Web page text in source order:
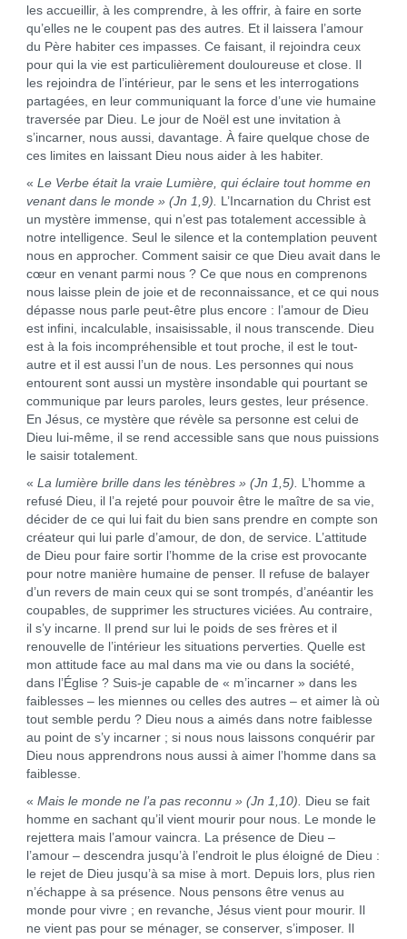
les accueillir, à les comprendre, à les offrir, à faire en sorte
qu’elles ne le coupent pas des autres. Et il laissera l’amour
du Père habiter ces impasses. Ce faisant, il rejoindra ceux
pour qui la vie est particulièrement douloureuse et close. Il
les rejoindra de l’intérieur, par le sens et les interrogations
partagées, en leur communiquant la force d’une vie humaine
traversée par Dieu. Le jour de Noël est une invitation à
s’incarner, nous aussi, davantage. À faire quelque chose de
ces limites en laissant Dieu nous aider à les habiter.
« Le Verbe était la vraie Lumière, qui éclaire tout homme en
venant dans le monde » (Jn 1,9). L’Incarnation du Christ est
un mystère immense, qui n’est pas totalement accessible à
notre intelligence. Seul le silence et la contemplation peuvent
nous en approcher. Comment saisir ce que Dieu avait dans le
cœur en venant parmi nous ? Ce que nous en comprenons
nous laisse plein de joie et de reconnaissance, et ce qui nous
dépasse nous parle peut-être plus encore : l’amour de Dieu
est infini, incalculable, insaisissable, il nous transcende. Dieu
est à la fois incompréhensible et tout proche, il est le tout-
autre et il est aussi l’un de nous. Les personnes qui nous
entourent sont aussi un mystère insondable qui pourtant se
communique par leurs paroles, leurs gestes, leur présence.
En Jésus, ce mystère que révèle sa personne est celui de
Dieu lui-même, il se rend accessible sans que nous puissions
le saisir totalement.
« La lumière brille dans les ténèbres » (Jn 1,5). L’homme a
refusé Dieu, il l’a rejeté pour pouvoir être le maître de sa vie,
décider de ce qui lui fait du bien sans prendre en compte son
créateur qui lui parle d’amour, de don, de service. L’attitude
de Dieu pour faire sortir l’homme de la crise est provocante
pour notre manière humaine de penser. Il refuse de balayer
d’un revers de main ceux qui se sont trompés, d’anéantir les
coupables, de supprimer les structures viciées. Au contraire,
il s’y incarne. Il prend sur lui le poids de ses frères et il
renouvelle de l’intérieur les situations perverties. Quelle est
mon attitude face au mal dans ma vie ou dans la société,
dans l’Église ? Suis-je capable de « m’incarner » dans les
faiblesses – les miennes ou celles des autres – et aimer là où
tout semble perdu ? Dieu nous a aimés dans notre faiblesse
au point de s’y incarner ; si nous nous laissons conquérir par
Dieu nous apprendrons nous aussi à aimer l’homme dans sa
faiblesse.
« Mais le monde ne l’a pas reconnu » (Jn 1,10). Dieu se fait
homme en sachant qu’il vient mourir pour nous. Le monde le
rejettera mais l’amour vaincra. La présence de Dieu –
l’amour – descendra jusqu’à l’endroit le plus éloigné de Dieu :
le rejet de Dieu jusqu’à sa mise à mort. Depuis lors, plus rien
n’échappe à sa présence. Nous pensons être venus au
monde pour vivre ; en revanche, Jésus vient pour mourir. Il
ne vient pas pour se ménager, se conserver, s’imposer. Il